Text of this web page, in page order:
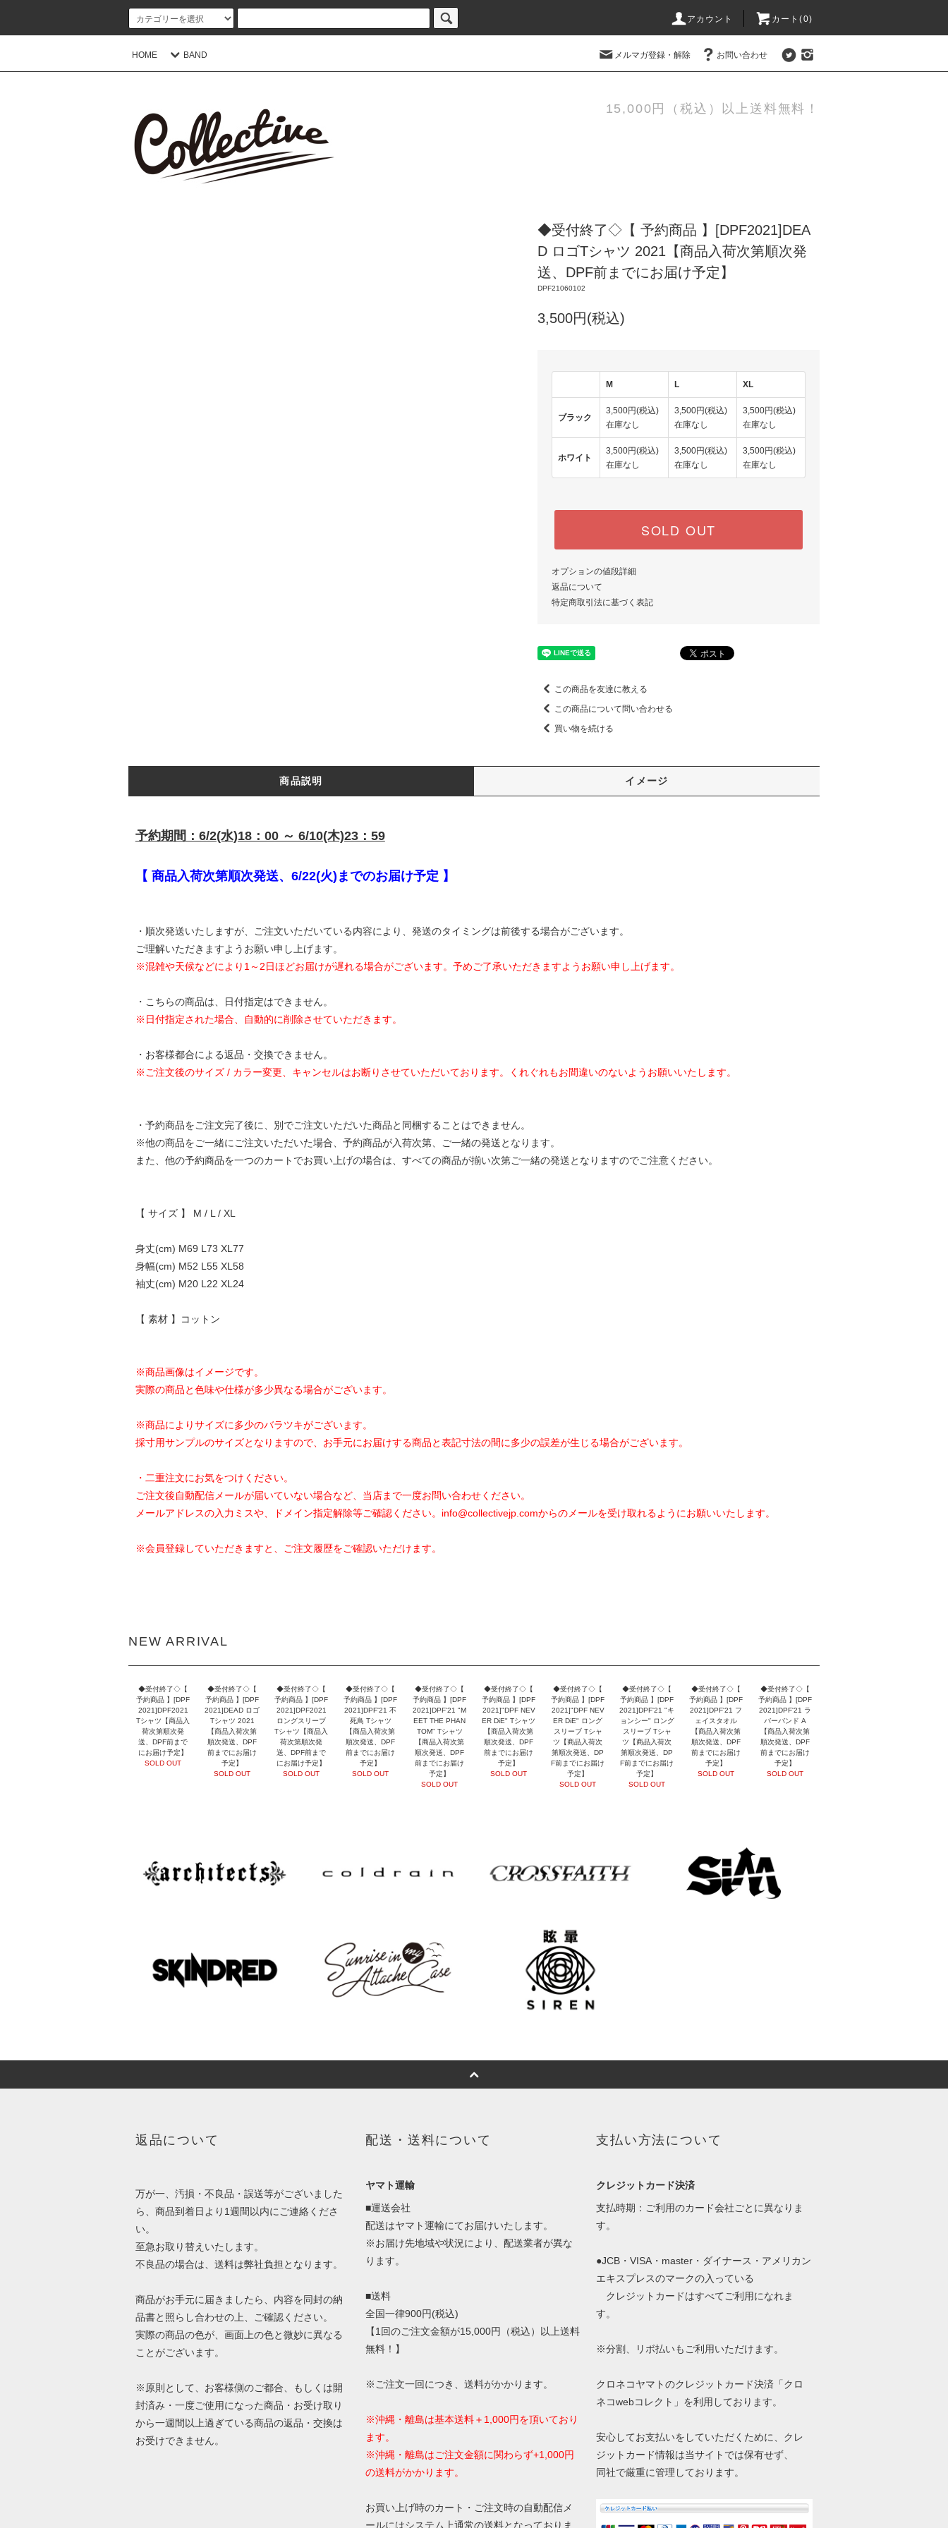
アカウント カート(0)
HOME BAND メルマガ登録・解除 お問い合わせ
15,000円（税込）以上送料無料！
◆受付終了◇【 予約商品 】[DPF2021]DEA
D ロゴTシャツ 2021【商品入荷次第順次発
送、DPF前までにお届け予定】
DPF21060102
3,500円(税込)
M L XL
ブラック
3,500円(税込)
在庫なし
3,500円(税込)
在庫なし
3,500円(税込)
在庫なし
ホワイト
3,500円(税込)
在庫なし
3,500円(税込)
在庫なし
3,500円(税込)
在庫なし
SOLD OUT
オプションの値段詳細
返品について
特定商取引法に基づく表記
この商品を友達に教える
この商品について問い合わせる
買い物を続ける
商品説明 イメージ
予約期間：6/2(水)18：00 ～ 6/10(木)23：59
【 商品入荷次第順次発送、6/22(火)までのお届け予定 】
・順次発送いたしますが、ご注文いただいている内容により、発送のタイミングは前後する場合がございます。
ご理解いただきますようお願い申し上げます。
※混雑や天候などにより1～2日ほどお届けが遅れる場合がございます。予めご了承いただきますようお願い申し上げます。
・こちらの商品は、日付指定はできません。
※日付指定された場合、自動的に削除させていただきます。
・お客様都合による返品・交換できません。
※ご注文後のサイズ / カラー変更、キャンセルはお断りさせていただいております。くれぐれもお間違いのないようお願いいたします。
・予約商品をご注文完了後に、別でご注文いただいた商品と同梱することはできません。
※他の商品をご一緒にご注文いただいた場合、予約商品が入荷次第、ご一緒の発送となります。
また、他の予約商品を一つのカートでお買い上げの場合は、すべての商品が揃い次第ご一緒の発送となりますのでご注意ください。
【 サイズ 】 M / L / XL
身丈(cm) M69 L73 XL77
身幅(cm) M52 L55 XL58
袖丈(cm) M20 L22 XL24
【 素材 】コットン
※商品画像はイメージです。
実際の商品と色味や仕様が多少異なる場合がございます。
※商品によりサイズに多少のバラツキがございます。
採寸用サンプルのサイズとなりますので、お手元にお届けする商品と表記寸法の間に多少の誤差が生じる場合がございます。
・二重注文にお気をつけください。
ご注文後自動配信メールが届いていない場合など、当店まで一度お問い合わせください。
メールアドレスの入力ミスや、ドメイン指定解除等ご確認ください。 info@collectivejp.comからのメールを受け取れるようにお願いいたします。
※会員登録していただきますと、ご注文履歴をご確認いただけます。
NEW ARRIVAL
◆受付終了◇【
予約商品 】[DPF
2021]DPF2021
Tシャツ【商品入
荷次第順次発
送、DPF前まで
にお届け予定】
SOLD OUT
◆受付終了◇【
予約商品 】[DPF
2021]DEAD ロゴ
Tシャツ 2021
【商品入荷次第
順次発送、DPF
前までにお届け
予定】
SOLD OUT
◆受付終了◇【
予約商品 】[DPF
2021]DPF2021
ロングスリーブ
Tシャツ【商品入
荷次第順次発
送、DPF前まで
にお届け予定】
SOLD OUT
◆受付終了◇【
予約商品 】[DPF
2021]DPF'21 不
死鳥 Tシャツ
【商品入荷次第
順次発送、DPF
前までにお届け
予定】
SOLD OUT
◆受付終了◇【
予約商品 】[DPF
2021]DPF'21 "M
EET THE PHAN
TOM" Tシャツ
【商品入荷次第
順次発送、DPF
前までにお届け
予定】
SOLD OUT
◆受付終了◇【
予約商品 】[DPF
2021]"DPF NEV
ER DiE" Tシャツ
【商品入荷次第
順次発送、DPF
前までにお届け
予定】
SOLD OUT
◆受付終了◇【
予約商品 】[DPF
2021]"DPF NEV
ER DiE" ロング
スリーブ Tシャ
ツ【商品入荷次
第順次発送、DP
F前までにお届け
予定】
SOLD OUT
◆受付終了◇【
予約商品 】[DPF
2021]DPF'21 "キ
ョンシー" ロング
スリーブ Tシャ
ツ【商品入荷次
第順次発送、DP
F前までにお届け
予定】
SOLD OUT
◆受付終了◇【
予約商品 】[DPF
2021]DPF'21 フ
ェイスタオル
【商品入荷次第
順次発送、DPF
前までにお届け
予定】
SOLD OUT
◆受付終了◇【
予約商品 】[DPF
2021]DPF'21 ラ
バーバンド A
【商品入荷次第
順次発送、DPF
前までにお届け
予定】
SOLD OUT
返品について
万が一、汚損・不良品・誤送等がございました
ら、商品到着日より1週間以内にご連絡くださ
い。
至急お取り替えいたします。
不良品の場合は、送料は弊社負担となります。
商品がお手元に届きましたら、内容を同封の納
品書と照らし合わせの上、ご確認ください。
実際の商品の色が、画面上の色と微妙に異なる
ことがございます。
※原則として、お客様側のご都合、もしくは開
封済み・一度ご使用になった商品・お受け取り
から一週間以上過ぎている商品の返品・交換は
お受けできません。
配送・送料について
ヤマト運輸
■運送会社
配送はヤマト運輸にてお届けいたします。
※お届け先地域や状況により、配送業者が異な
ります。
■送料
全国一律900円(税込)
【1回のご注文金額が15,000円（税込）以上送料
無料！】
※ご注文一回につき、送料がかかります。
※沖縄・離島は基本送料＋1,000円を頂いており
ます。
※沖縄・離島はご注文金額に関わらず+1,000円
の送料がかかります。
お買い上げ時のカート・ご注文時の自動配信メ
ールにはシステム上通常の送料となっておりま
支払い方法について
クレジットカード決済
支払時期：ご利用のカード会社ごとに異なりま
す。
●JCB・VISA・master・ダイナース・アメリカン
エキスプレスのマークの入っている
クレジットカードはすべてご利用になれま
す。
※分割、リボ払いもご利用いただけます。
クロネコヤマトのクレジットカード決済「クロ
ネコwebコレクト」を利用しております。
安心してお支払いをしていただくために、クレ
ジットカード情報は当サイトでは保有せず、
同社で厳重に管理しております。